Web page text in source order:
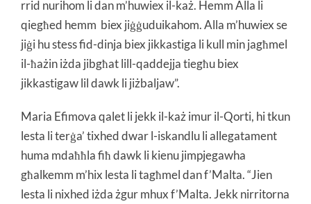
rrid nurihom li dan m’huwiex il-każ. Hemm Alla li
qiegħed hemm biex jiġġuduikahom. Alla m’huwiex se
jiġi hu stess fid-dinja biex jikkastiga li kull min jagħmel
il-ħażin iżda jibgħat lill-qaddejja tiegħu biex
jikkastigaw lil dawk li jiżbaljaw”.
Maria Efimova qalet li jekk il-każ imur il-Qorti, hi tkun
lesta li terġa’ tixhed dwar l-iskandlu li allegatament
huma mdaħħla fiħ dawk li kienu jimpjegawha
għalkemm m’hix lesta li tagħmel dan f’Malta. “Jien
lesta li nixhed iżda żgur mhux f’Malta. Jekk nirritorna